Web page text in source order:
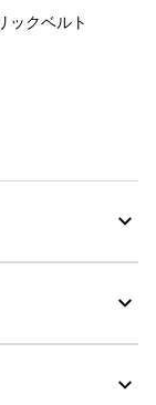
ックベルト
慮した生産背景を